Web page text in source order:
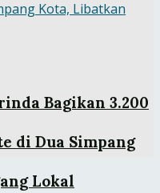
Bagikan 3.200
di Dua Simpang
Lokal